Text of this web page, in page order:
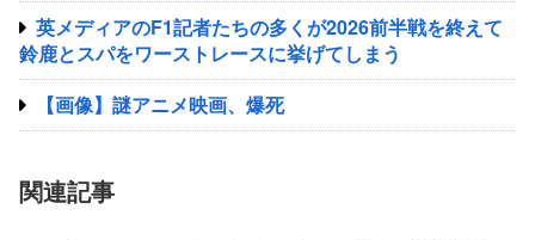
英メディアのF1記者たちの多くが2026前半戦を終えて
鈴鹿とスパをワーストレースに挙げてしまう
【画像】謎アニメ映画、爆死
関連記事